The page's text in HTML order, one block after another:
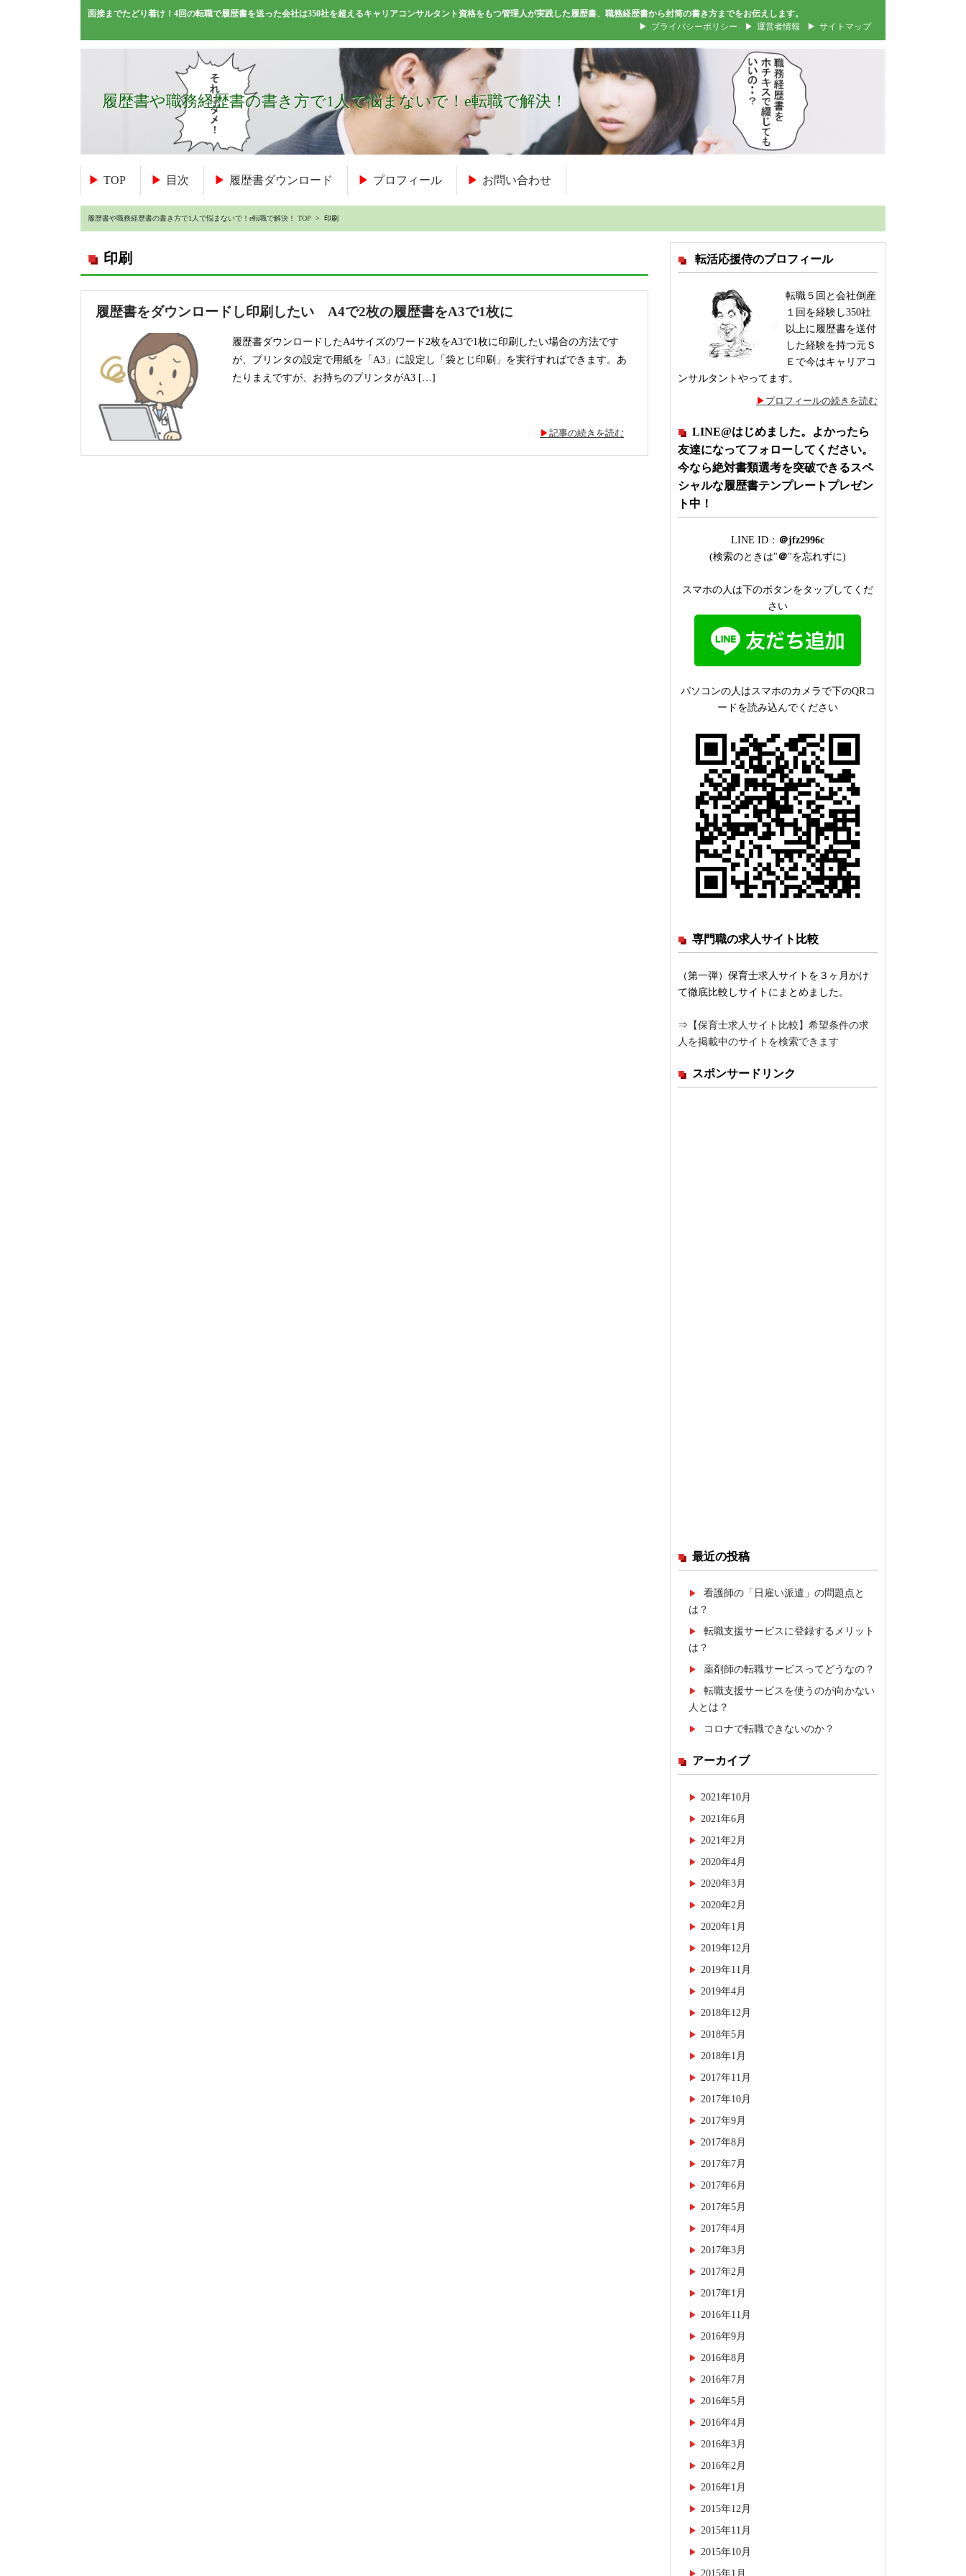
面接までたどり着け！4回の転職で履歴書を送った会社は350社を超えるキャリアコンサルタント資格をもつ管理人が実践した履歴書、職務経歴書から封筒の書き方までをお伝えします。
プライバシーポリシー
運営者情報 サイトマップ
履歴書や職務経歴書の書き方で1人で悩まないで！e転職で解決！
TOP 目次 履歴書ダウンロード プロフィール お問い合わせ
履歴書や職務経歴書の書き方で1人で悩まないで！e転職で解決！ TOP > 印刷
印刷
履歴書をダウンロードし印刷したい A4で2枚の履歴書をA3で1枚に
履歴書ダウンロードしたA4サイズのワード2枚をA3で1枚に印刷したい場合の方法です
が、プリンタの設定で用紙を「A3」に設定し「袋とじ印刷」を実行すればできます。あ
たりまえですが、お持ちのプリンタがA3 […]
記事の続きを読む
転活応援侍のプロフィール
転職５回と会社倒産
１回を経験し350社
以上に履歴書を送付
した経験を持つ元Ｓ
Ｅで今はキャリアコ
ンサルタントやってます。
プロフィールの続きを読む
LINE@はじめました。よかったら
友達になってフォローしてください。
今なら絶対書類選考を突破できるスペ
シャルな履歴書テンプレートプレゼン
ト中！
LINE ID： ＠jfz2996c
(検索のときは"＠"を忘れずに)
スマホの人は下のボタンをタップしてくだ
さい
パソコンの人はスマホのカメラで下のQRコ
ードを読み込んでください
専門職の求人サイト比較
（第一弾）保育士求人サイトを３ヶ月かけ
て徹底比較しサイトにまとめました。
⇒ 【保育士求人サイト比較】希望条件の求
人を掲載中のサイトを検索できます
スポンサードリンク
最近の投稿
看護師の「日雇い派遣」の問題点と
は？
転職支援サービスに登録するメリット
は？
薬剤師の転職サービスってどうなの？
転職支援サービスを使うのが向かない
人とは？
コロナで転職できないのか？
アーカイブ
2021年10月
2021年6月
2021年2月
2020年4月
2020年3月
2020年2月
2020年1月
2019年12月
2019年11月
2019年4月
2018年12月
2018年5月
2018年1月
2017年11月
2017年10月
2017年9月
2017年8月
2017年7月
2017年6月
2017年5月
2017年4月
2017年3月
2017年2月
2017年1月
2016年11月
2016年9月
2016年8月
2016年7月
2016年5月
2016年4月
2016年3月
2016年2月
2016年1月
2015年12月
2015年11月
2015年10月
2015年1月